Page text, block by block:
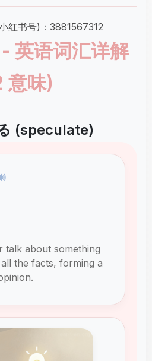
红书号)：3881567312
英语词汇详解
意味)
(speculate)
talk about something
the facts, forming a